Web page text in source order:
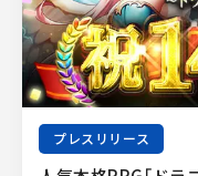
プレスリリース